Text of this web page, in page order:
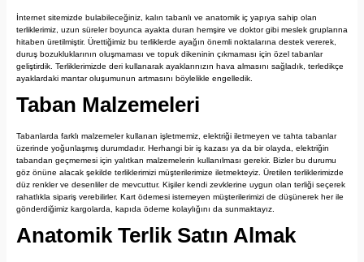
İnternet sitemizde bulabileceğiniz, kalın tabanlı ve anatomik iç yapıya sahip olan
terliklerimiz, uzun süreler boyunca ayakta duran hemşire ve doktor gibi meslek gruplarına
hitaben üretilmiştir. Ürettiğimiz bu terliklerde ayağın önemli noktalarına destek vererek,
duruş bozukluklarının oluşmaması ve topuk dikeninin çıkmaması için özel tabanlar
geliştirdik. Terliklerimizde deri kullanarak ayaklarınızın hava almasını sağladık, terledikçe
ayaklardaki mantar oluşumunun artmasını böylelikle engelledik.
Taban Malzemeleri
Tabanlarda farklı malzemeler kullanan işletmemiz, elektriği iletmeyen ve tahta tabanlar
üzerinde yoğunlaşmış durumdadır. Herhangi bir iş kazası ya da bir olayda, elektriğin
tabandan geçmemesi için yalıtkan malzemelerin kullanılması gerekir. Bizler bu durumu
göz önüne alacak şekilde terliklerimizi müşterilerimize iletmekteyiz. Üretilen terliklerimizde
düz renkler ve desenliler de mevcuttur. Kişiler kendi zevklerine uygun olan terliği seçerek
rahatlıkla sipariş verebilirler. Kart ödemesi istemeyen müşterilerimizi de düşünerek her ile
gönderdiğimiz kargolarda, kapıda ödeme kolaylığını da sunmaktayız.
Anatomik Terlik Satın Almak